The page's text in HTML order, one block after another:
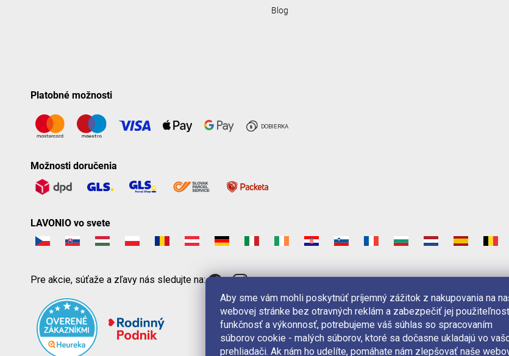
Aby sme vám mohli poskytnúť príjemný zážitok z nakupovania na
webovej stránke bez otravných reklám a zabezpečiť jej
funkčnosť a výkonnosť, potrebujeme váš súhlas so spracovaním
súborov cookie - malých súborov, ktoré sa dočasne ukladajú vo
prehliadači. Ak nám ho udelíte, pomáhate nám zlepšovať naše
Blog
Platobné možnosti
Možnosti doručenia
LAVONIO vo svete
Pre akcie, súťaže a zľavy nás sledujte na: